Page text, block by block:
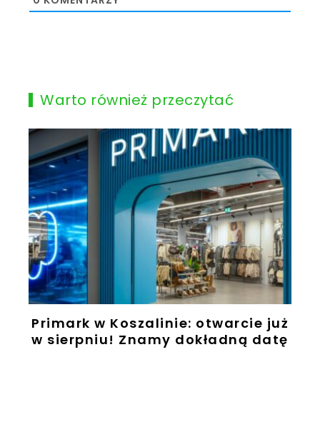
Warto również przeczytać
Primark w Koszalinie: otwarcie już
w sierpniu! Znamy dokładną datę